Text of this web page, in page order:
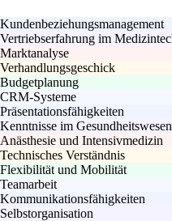
Kundenbeziehungsmanagement
Vertriebserfahrung im
Marktanalyse
Verhandlungsgeschick
Budgetplanung
CRM-Systeme
Präsentationsfähigkeiten
Kenntnisse im Gesundheitswesen
Anästhesie und Intensivmedizin
Technisches Verständnis
Flexibilität und Mobilität
Teamarbeit
Kommunikationsfähigkeiten
Selbstorganisation